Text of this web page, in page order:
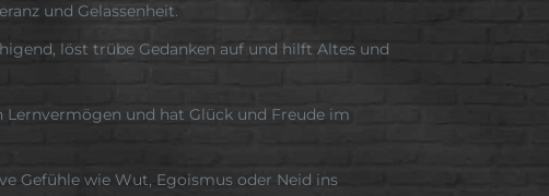
und Gelassenheit.
löst trübe Gedanken auf und hilft Altes und
und hat Glück und Freude im
Gefühle wie Wut, Egoismus oder Neid ins